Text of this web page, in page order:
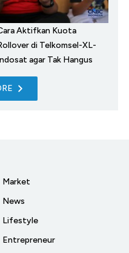
Aktifkan Kuota
di Telkomsel-XL-
agar Tak Hangus
Market
News
Lifestyle
Entrepreneur